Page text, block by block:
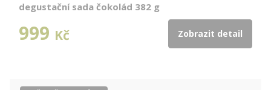
degustační sada čokolád 382 g
999 Kč Zobrazit detail